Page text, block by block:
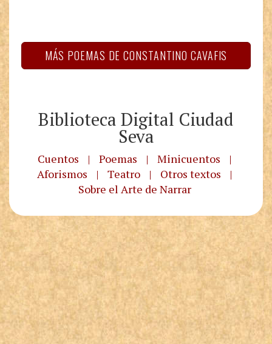
MÁS POEMAS DE CONSTANTINO CAVAFIS
Biblioteca Digital Ciudad
Seva
Cuentos | Poemas | Minicuentos
|
Aforismos
| Teatro | Otros textos
|
Sobre el Arte de Narrar